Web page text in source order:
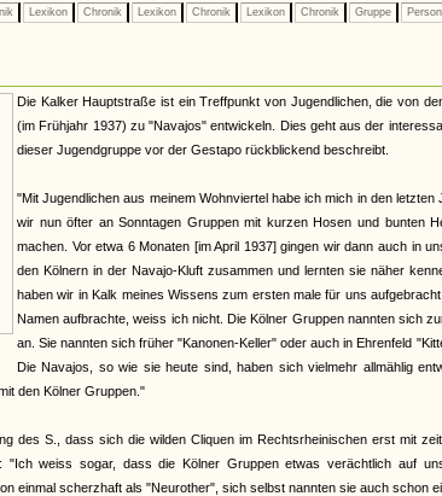
Lexikon Chronik Lexikon Chronik Lexikon Chronik Gruppe Person
Die Kalker Hauptstraße ist ein Treffpunkt von Jugendlichen, die von
(im Frühjahr 1937) zu "Navajos" entwickeln. Dies geht aus der
dieser Jugendgruppe vor der Gestapo rückblickend beschreibt.
"Mit Jugendlichen aus meinem Wohnviertel habe ich mich in den
wir nun öfter an Sonntagen Gruppen mit kurzen Hosen und bunten
machen. Vor etwa 6 Monaten [im April 1937] gingen wir dann auch in
den Kölnern in der Navajo-Kluft zusammen und lernten sie näher
haben wir in Kalk meines Wissens zum ersten male für uns
Namen aufbrachte, weiss ich nicht. Die Kölner Gruppen nannten sich
an. Sie nannten sich früher "Kanonen-Keller" oder auch in Ehrenfeld
Die Navajos, so wie sie heute sind, haben sich vielmehr allmählig
den Kölner Gruppen."
des S., dass sich die wilden Cliquen im Rechtsrheinischen erst mit
"Ich weiss sogar, dass die Kölner Gruppen etwas verächtlich auf
einmal scherzhaft als "Neurother", sich selbst nannten sie auch schon